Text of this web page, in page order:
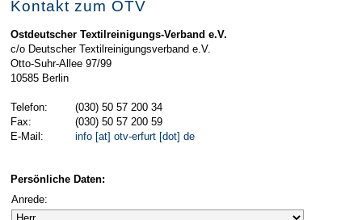
Kontakt zum OTV
Ostdeutscher Textilreinigungs-Verband e.V.
c/o Deutscher Textilreinigungsverband e.V.
Otto-Suhr-Allee 97/99
10585 Berlin
Telefon:
(030) 50 57 200 34
Fax:
(030) 50 57 200 59
E-Mail:
info [at] otv-erfurt [dot] de
Persönliche Daten:
Anrede: